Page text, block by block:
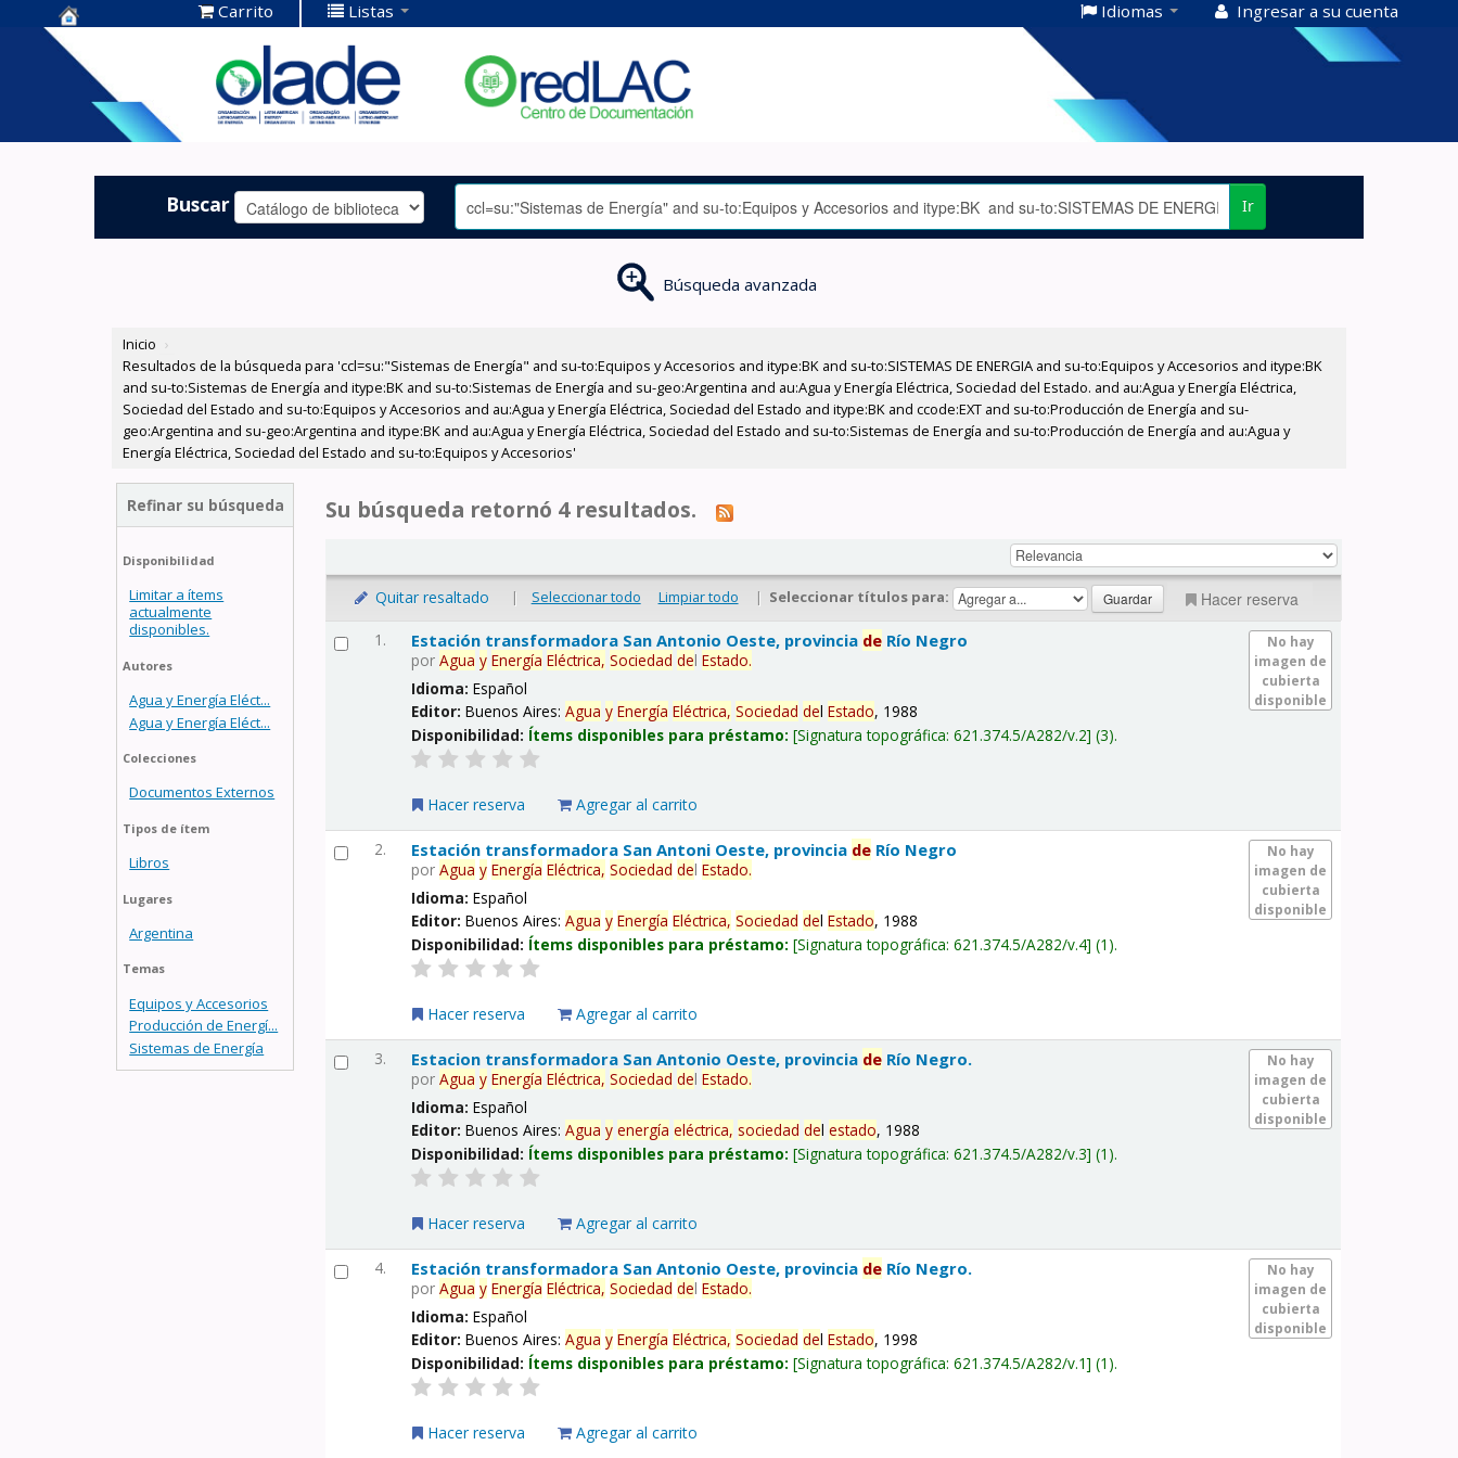
Centro de
Documentación
OLADE -
Carrito Listas Idiomas Ingresar a su cuenta
Buscar Ir
Búsqueda avanzada
Inicio ›
Resultados de la búsqueda para 'ccl=su:"Sistemas de Energía" and su-to:Equipos y Accesorios and itype:BK and su-to:SISTEMAS DE ENERGIA and su-to:Equipos y Accesorios and itype:BK
and su-to:Sistemas de Energía and itype:BK and su-to:Sistemas de Energía and su-geo:Argentina and au:Agua y Energía Eléctrica, Sociedad del Estado. and au:Agua y Energía Eléctrica,
Sociedad del Estado and su-to:Equipos y Accesorios and au:Agua y Energía Eléctrica, Sociedad del Estado and itype:BK and ccode:EXT and su-to:Producción de Energía and su-
geo:Argentina and su-geo:Argentina and itype:BK and au:Agua y Energía Eléctrica, Sociedad del Estado and su-to:Sistemas de Energía and su-to:Producción de Energía and au:Agua y
Energía Eléctrica, Sociedad del Estado and su-to:Equipos y Accesorios'
Refinar su búsqueda
Disponibilidad
Limitar a ítems
actualmente
disponibles.
Autores
Agua y Energía Eléct...
Agua y Energía Eléct...
Colecciones
Documentos Externos
Tipos de ítem
Libros
Lugares
Argentina
Temas
Equipos y Accesorios
Producción de Energí...
Sistemas de Energía
Su búsqueda retornó 4 resultados.
Quitar resaltado | Seleccionar todo Limpiar todo | Seleccionar títulos para: Hacer reserva
1.
No hay
imagen de
cubierta
disponible
Estación transformadora San Antonio Oeste, provincia de Río Negro
porAgua y Energía Eléctrica, Sociedad delEstado.
Idioma:Español
Editor:Buenos Aires:Agua y Energía Eléctrica, Sociedad delEstado, 1988
Disponibilidad: Ítems disponibles para préstamo: Signatura topográfica:621.374.5/A282/v.2 (3).
Hacer reserva Agregar al carrito
2.
No hay
imagen de
cubierta
disponible
Estación transformadora San Antoni Oeste, provincia de Río Negro
porAgua y Energía Eléctrica, Sociedad delEstado.
Idioma:Español
Editor:Buenos Aires:Agua y Energía Eléctrica, Sociedad delEstado, 1988
Disponibilidad: Ítems disponibles para préstamo: Signatura topográfica:621.374.5/A282/v.4 (1).
Hacer reserva Agregar al carrito
3.
No hay
imagen de
cubierta
disponible
Estacion transformadora San Antonio Oeste, provincia de Río Negro.
porAgua y Energía Eléctrica, Sociedad delEstado.
Idioma:Español
Editor:Buenos Aires:Agua y energía eléctrica, sociedad delestado, 1988
Disponibilidad: Ítems disponibles para préstamo: Signatura topográfica:621.374.5/A282/v.3 (1).
Hacer reserva Agregar al carrito
4.
No hay
imagen de
cubierta
disponible
Estación transformadora San Antonio Oeste, provincia de Río Negro.
porAgua y Energía Eléctrica, Sociedad delEstado.
Idioma:Español
Editor:Buenos Aires:Agua y Energía Eléctrica, Sociedad delEstado, 1998
Disponibilidad: Ítems disponibles para préstamo: Signatura topográfica:621.374.5/A282/v.1 (1).
Hacer reserva Agregar al carrito